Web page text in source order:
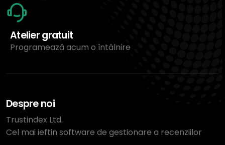
Atelier gratuit
Programează acum o întâlnire
Despre noi
Trustindex Ltd.
Cel mai ieftin software de gestionare a recenziilor